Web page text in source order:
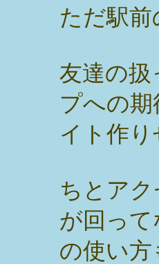
ただ駅
友達の扱
プへの
イト作
ちとア
が回っ
の使い